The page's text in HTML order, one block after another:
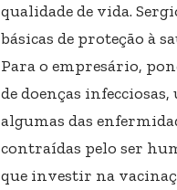
qualidade de vida.
básicas de proteção à
Para o empresário,
de doenças
algumas das
contraídas pelo ser
que investir na